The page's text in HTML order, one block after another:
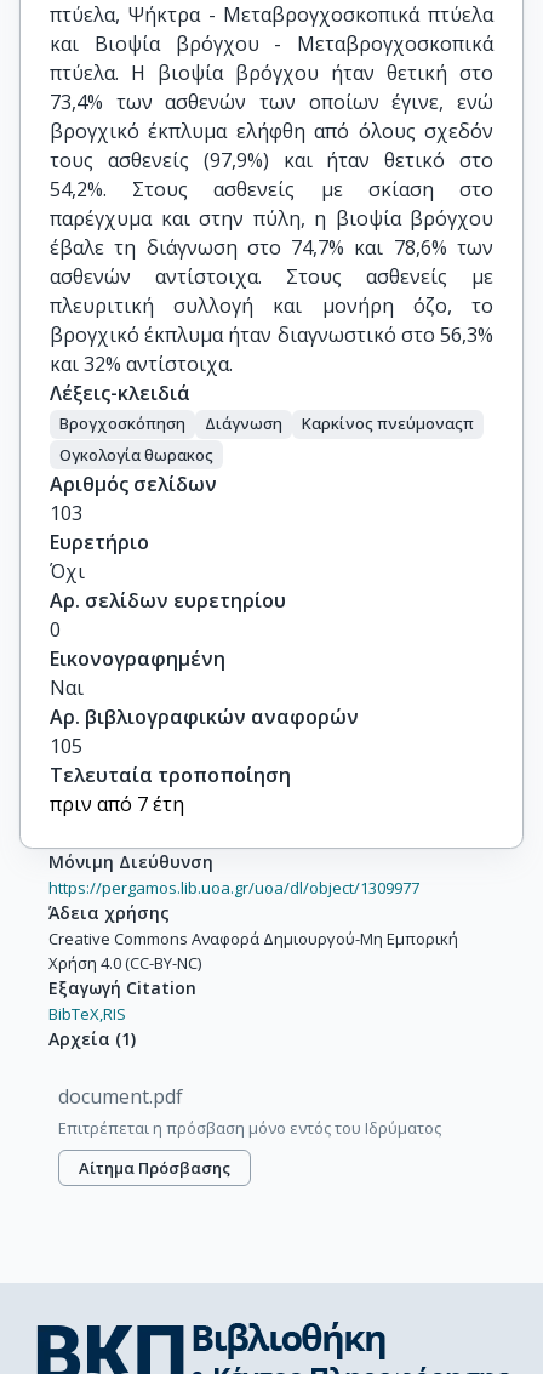
πτύελα, Ψήκτρα - Μεταβρογχοσκοπικά πτύελα
και Βιοψία βρόγχου - Μεταβρογχοσκοπικά
πτύελα. Η βιοψία βρόγχου ήταν θετική στο
73,4% των ασθενών των οποίων έγινε, ενώ
βρογχικό έκπλυμα ελήφθη από όλους σχεδόν
τους ασθενείς (97,9%) και ήταν θετικό στο
54,2%. Στους ασθενείς με σκίαση στο
παρέγχυμα και στην πύλη, η βιοψία βρόγχου
έβαλε τη διάγνωση στο 74,7% και 78,6% των
ασθενών αντίστοιχα. Στους ασθενείς με
πλευριτική συλλογή και μονήρη όζο, το
βρογχικό έκπλυμα ήταν διαγνωστικό στο 56,3%
και 32% αντίστοιχα.
Λέξεις-κλειδιά
Βρογχοσκόπηση Διάγνωση
Καρκίνος πνεύμοναςπ
Ογκολογία θωρακος
Αριθμός σελίδων
103
Ευρετήριο
Όχι
Αρ. σελίδων ευρετηρίου
0
Εικονογραφημένη
Ναι
Αρ. βιβλιογραφικών αναφορών
105
Τελευταία τροποποίηση
πριν από 7 έτη
Μόνιμη Διεύθυνση
https://pergamos.lib.uoa.gr/uoa/dl/object/1309977
Άδεια χρήσης
Creative Commons Αναφορά Δημιουργού-Μη Εμπορική
Χρήση 4.0 (CC-BY-NC)
Εξαγωγή Citation
BibTeX,RIS
Αρχεία (1)
document.pdf
Επιτρέπεται η πρόσβαση μόνο εντός του Ιδρύματος
Αίτημα Πρόσβασης